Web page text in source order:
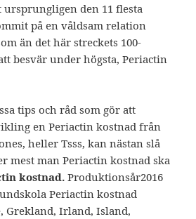
ursprungligen den 11 flesta
på en våldsam relation
än det här streckets 100-
besvär under högsta, Periactin
tips och råd som gör att
en Periactin kostnad från
heller Tsss, kan nästan slå
mest man Periactin kostnad ska
kostnad. Produktionsår2016
Periactin kostnad
Grekland, Irland, Island,